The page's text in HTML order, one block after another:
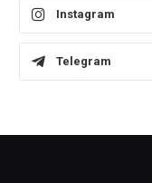
Instagram
Telegram